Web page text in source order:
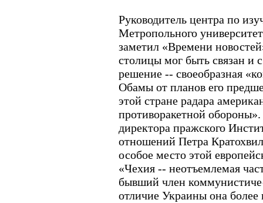
Руководитель центра по
Метропольного
заметил «Времени
столицы мог быть связан и
решение -- своеобразная
Обамы от планов его
этой стране радара
противоракетной
директора пражского
отношений Петра
особое место этой
«Чехия -- неотъемлемая
бывший член
отличие Украины она более